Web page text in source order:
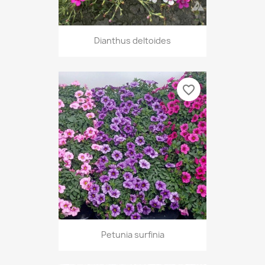
Dianthus deltoides
Petunia surfinia
favorite_border